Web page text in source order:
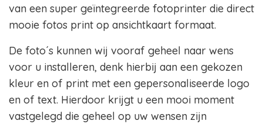
van een super geïntegreerde fotoprinter die direct
mooie fotos print op ansichtkaart formaat.
De foto´s kunnen wij vooraf geheel naar wens
voor u installeren, denk hierbij aan een gekozen
kleur en of print met een gepersonaliseerde logo
en of text. Hierdoor krijgt u een mooi moment
vastgelegd die geheel op uw wensen zijn